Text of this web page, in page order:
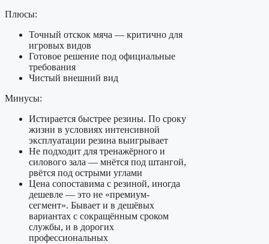
Плюсы:
Точный отскок мяча — критично для
игровых видов
Готовое решение под официальные
требования
Чистый внешний вид
Минусы:
Истирается быстрее резины. По сроку
жизни в условиях интенсивной
эксплуатации резина выигрывает
Не подходит для тренажёрного и
силового зала — мнётся под штангой,
рвётся под острыми углами
Цена сопоставима с резиной, иногда
дешевле — это не «премиум-
сегмент». Бывает и в дешёвых
вариантах с сокращённым сроком
службы, и в дорогих
профессиональных